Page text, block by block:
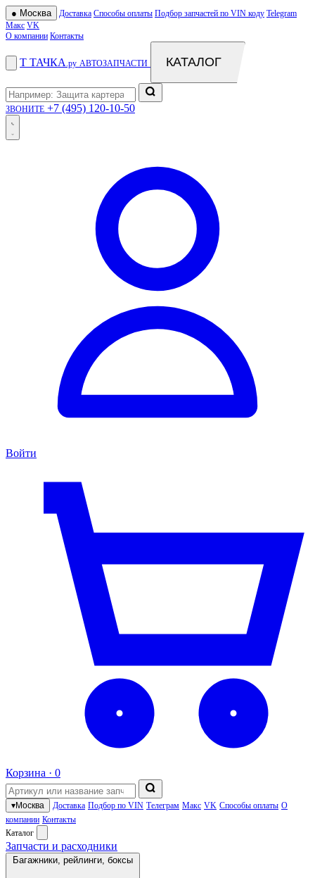
● Москва Доставка Способы оплаты Подбор запчастей по VIN коду Telegram
Макс VK
О компании Контакты
Т ТАЧКА .ру АВТОЗАПЧАСТИ КАТАЛОГ
ЗВОНИТЕ +7 (495) 120-10-50
Войти
Корзина · 0
▾Москва Доставка Подбор по VIN Телеграм Макс VK Способы оплаты О
компании Контакты
Каталог
Запчасти и расходники
Багажники, рейлинги, боксы